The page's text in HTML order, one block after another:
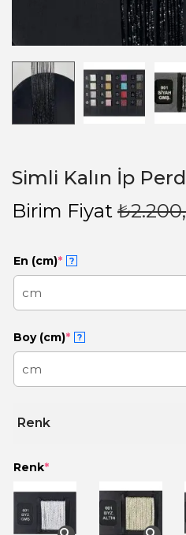
Simli Kalın İp
Birim Fiyat ₺
En (cm)* ?
Boy (cm)* ?
Renk
Renk*